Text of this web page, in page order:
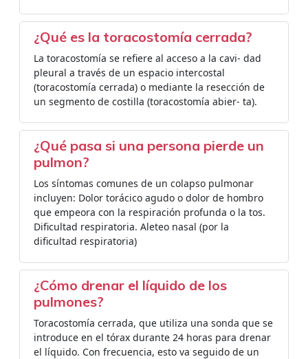
¿Qué es la toracostomía cerrada?
La toracostomía se refiere al acceso a la cavi- dad
pleural a través de un espacio intercostal
(toracostomía cerrada) o mediante la resección de
un segmento de costilla (toracostomía abier- ta).
¿Qué pasa si una persona pierde un
pulmon?
Los síntomas comunes de un colapso pulmonar
incluyen: Dolor torácico agudo o dolor de hombro
que empeora con la respiración profunda o la tos.
Dificultad respiratoria. Aleteo nasal (por la
dificultad respiratoria)
¿Cómo drenar el líquido de los
pulmones?
Toracostomía cerrada, que utiliza una sonda que se
introduce en el tórax durante 24 horas para drenar
el líquido. Con frecuencia, esto va seguido de un